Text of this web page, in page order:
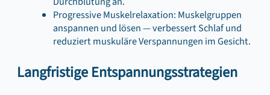
Progressive Muskelrelaxation: Muskelgruppen
anspannen und lösen — verbessert Schlaf und
reduziert muskuläre Verspannungen im Gesicht.
Langfristige Entspannungsstrategien